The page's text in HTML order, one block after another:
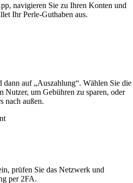
navigieren Sie zu Ihren Konten und
Ihr Perle-Guthaben aus.
dann auf „Auszahlung“. Wählen Sie die
Nutzer, um Gebühren zu sparen, oder
nach außen.
prüfen Sie das Netzwerk und
per 2FA.